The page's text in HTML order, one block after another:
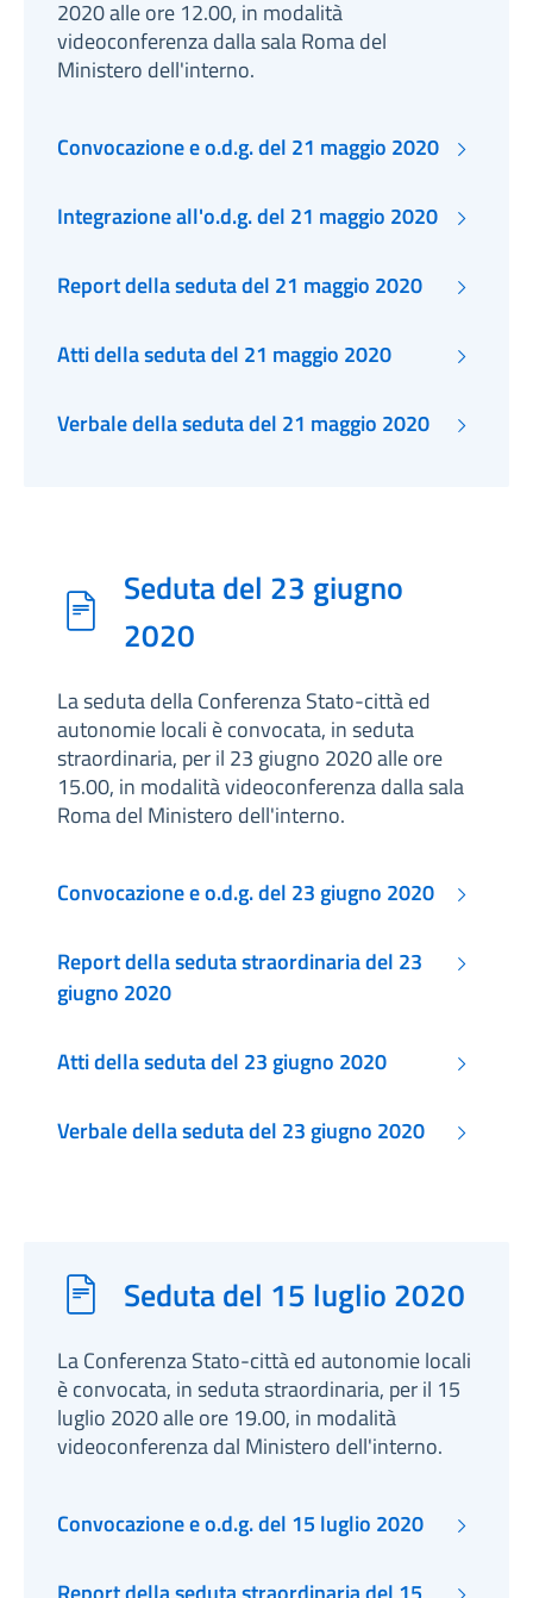
2020 alle ore 12.00, in modalità
videoconferenza dalla sala Roma del
Ministero dell'interno.
Convocazione e o.d.g. del 21 maggio 2020
Integrazione all'o.d.g. del 21 maggio 2020
Report della seduta del 21 maggio 2020
Atti della seduta del 21 maggio 2020
Verbale della seduta del 21 maggio 2020
Seduta del 23 giugno
2020
La seduta della Conferenza Stato-città ed
autonomie locali è convocata, in seduta
straordinaria, per il 23 giugno 2020 alle ore
15.00, in modalità videoconferenza dalla sala
Roma del Ministero dell'interno.
Convocazione e o.d.g. del 23 giugno 2020
Report della seduta straordinaria del 23
giugno 2020
Atti della seduta del 23 giugno 2020
Verbale della seduta del 23 giugno 2020
Seduta del 15 luglio 2020
La Conferenza Stato-città ed autonomie locali
è convocata, in seduta straordinaria, per il 15
luglio 2020 alle ore 19.00, in modalità
videoconferenza dal Ministero dell'interno.
Convocazione e o.d.g. del 15 luglio 2020